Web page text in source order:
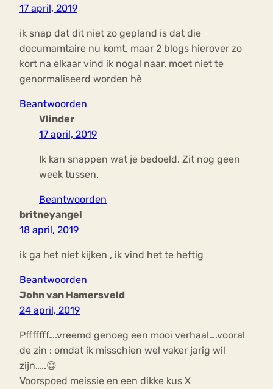
17 april, 2019
ik snap dat dit niet zo gepland is dat die
documamtaire nu komt, maar 2 blogs hierover zo
kort na elkaar vind ik nogal naar. moet niet te
genormaliseerd worden hè
Beantwoorden
Vlinder
17 april, 2019
Ik kan snappen wat je bedoeld. Zit nog geen
week tussen.
Beantwoorden
britneyangel
18 april, 2019
ik ga het niet kijken , ik vind het te heftig
Beantwoorden
John van Hamersveld
24 april, 2019
Pfffffff….vreemd genoeg een mooi verhaal….vooral
de zin : omdat ik misschien wel vaker jarig wil
zijn…..😊
Voorspoed meissie en een dikke kus X